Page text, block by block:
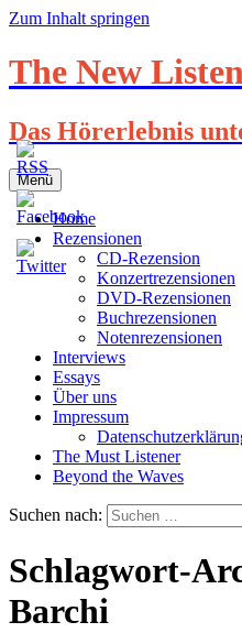
Zum Inhalt springen
The New
Das Hörerlebnis
Menü
Home
Rezensionen
CD-Rezension
Konzertrezensionen
DVD-Rezensionen
Buchrezensionen
Notenrezensionen
Interviews
Essays
Über uns
Impressum
The Must Listener
Beyond the Waves
Suchen nach:
Schlagwort-
Barchi